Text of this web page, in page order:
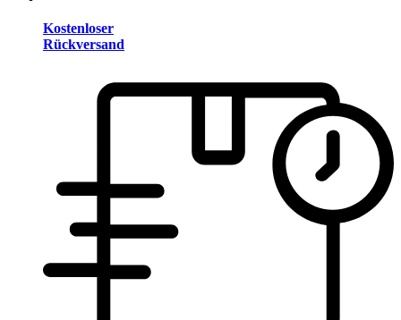
Kostenloser
Rückversand